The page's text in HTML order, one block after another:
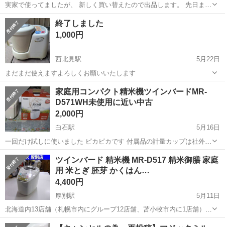
実家で使ってましたが、 新しく買い替えたので出品します。 先日ま
で、普通に使ってましたので 動作は確認済みです。 精米したてホカホ
カのごはん おいしいですよ～(*´Д｀*) 自宅で精米ができる幸せを♪アナ
タに( ´艸｀)...
北海道 旭川市 キッチン家電
終了しました
1,000円
西北見駅
5月22日
まだまだ使えますよろしくお願いいたします
北海道 北見市 西北見駅 キッチン家電
家庭用コンパクト精米機ツインバードMR-
D571WH未使用に近い中古
2,000円
白石駅
5月16日
一回だけ試しに使いました ピカピカです 付属品の計量カップは社外品
です 箱も綺麗です 取扱説明書ついてます 取引は手渡しのみとさせて
頂きます。
北海道 札幌市 白石駅 キッチン家電 ツインバード
ツインバード 精米機 MR-D517 精米御膳 家庭
用 米とぎ 胚芽 かくはん…
4,400円
厚別駅
5月11日
北海道内13店舗（札幌市内にグループ12店舗、苫小牧市内に1店舗）
Used Goods Market ★ユーズドグッズマーケット★ 総合リサイクルシ
北海道 札幌市 キッチン家電